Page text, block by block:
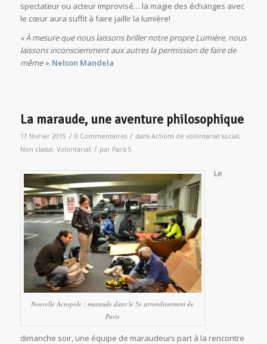
spectateur ou acteur improvisé… la magie des échanges avec
le cœur aura suffit à faire jaillir la lumière!
« À mesure que nous laissons briller notre propre Lumière, nous
laissons inconsciemment aux autres la permission de faire de
même ». Nelson Mandela
La maraude, une aventure philosophique
17 février 2015 / 0 Commentaires / dans Actions de volontariat social,
Non classé, Volontariat / par Paris 5
Nouvelle Acropole : maraude dans le 5e arrondissement de
Paris
Le
dimanche soir, une équipe de maraudeurs part à la rencontre